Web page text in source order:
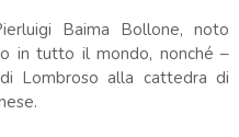
Baima Bollone, noto
in tutto il mondo, nonché –
Lombroso alla cattedra di